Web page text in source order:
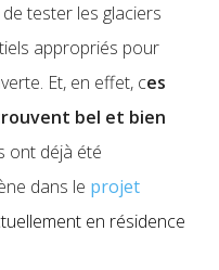
tester les glaciers
appropriés pour
Et, en effet, ces
bel et bien
ont déjà été
dans le projet
en résidence